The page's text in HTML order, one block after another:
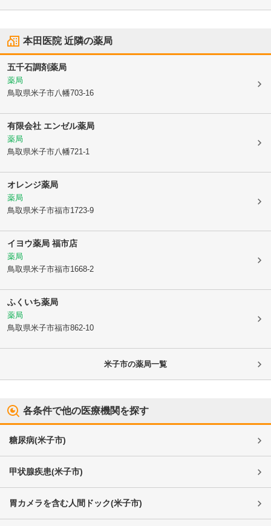
本田医院近隣の薬局
五千石調剤薬局
薬局
鳥取県米子市八幡703-16
有限会社 エンゼル薬局
薬局
鳥取県米子市八幡721-1
オレンジ薬局
薬局
鳥取県米子市福市1723-9
イヨウ薬局 福市店
薬局
鳥取県米子市福市1668-2
ふくいち薬局
薬局
鳥取県米子市福市862-10
米子市の薬局一覧
各条件で他の医療機関を探す
糖尿病(米子市)
甲状腺疾患(米子市)
胃カメラを含む人間ドック(米子市)